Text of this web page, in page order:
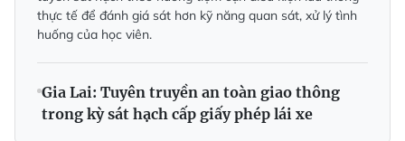
thực tế để đánh giá sát hơn kỹ năng quan sát, xử lý tình
huống của học viên.
Gia Lai: Tuyên truyền an toàn giao thông
trong kỳ sát hạch cấp giấy phép lái xe